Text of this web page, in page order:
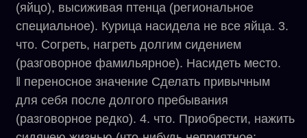
(яйцо), высиживая птенца (региональное
специальное). Курица насидела не все яйца. 3.
что. Согреть, нагреть долгим сидением
(разговорное фамильярное). Насидеть место.
‖ переносное значение Сделать привычным
для себя после долгого пребывания
(разговорное редко). 4. что. Приобрести, нажить